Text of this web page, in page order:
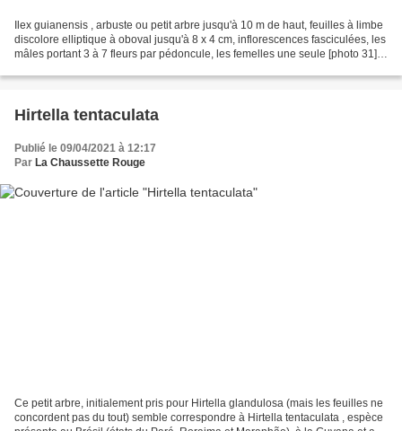
Ilex guianensis , arbuste ou petit arbre jusqu'à 10 m de haut, feuilles à limbe
discolore elliptique à oboval jusqu'à 8 x 4 cm, inflorescences fasciculées, les
mâles portant 3 à 7 fleurs par pédoncule, les femelles une seule [photo 31],
Hirtella tentaculata
Publié le 09/04/2021 à 12:17
Par La Chaussette Rouge
Ce petit arbre, initialement pris pour Hirtella glandulosa (mais les feuilles ne
concordent pas du tout) semble correspondre à Hirtella tentaculata , espèce